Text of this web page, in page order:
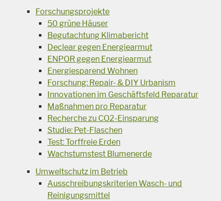
Forschungsprojekte
50 grüne Häuser
Begutachtung Klimabericht
Declear gegen Energiearmut
ENPOR gegen Energiearmut
Energiesparend Wohnen
Forschung: Repair- & DIY Urbanism
Innovationen im Geschäftsfeld Reparatur
Maßnahmen pro Reparatur
Recherche zu CO2-Einsparung
Studie: Pet-Flaschen
Test: Torffreie Erden
Wachstumstest Blumenerde
Umweltschutz im Betrieb
Ausschreibungskriterien Wasch- und
Reinigungsmittel